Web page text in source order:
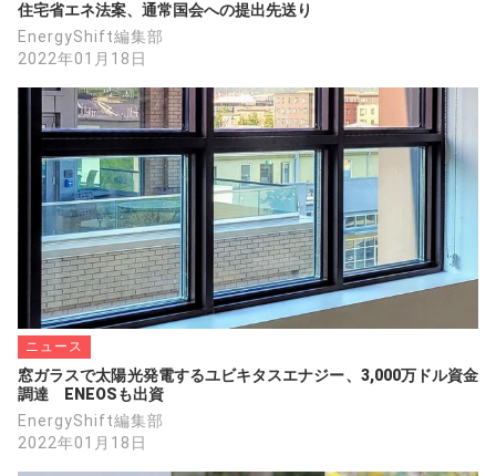
住宅省エネ法案、通常国会への提出先送り
EnergyShift編集部
2022年01月18日
ニュース
窓ガラスで太陽光発電するユビキタスエナジー、3,000万ドル資金
調達　ENEOSも出資
EnergyShift編集部
2022年01月18日